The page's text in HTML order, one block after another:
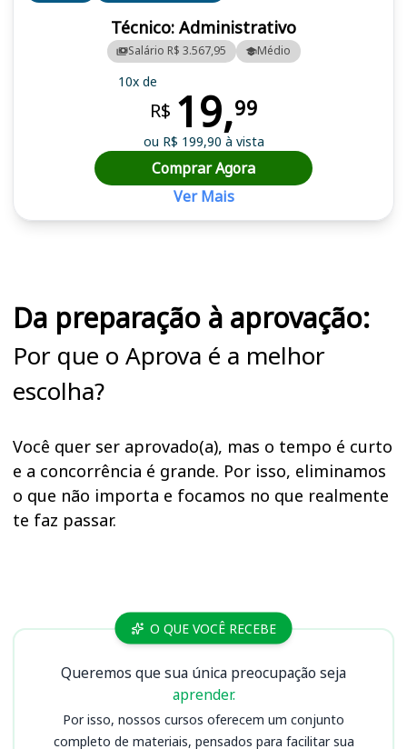
Técnico: Administrativo
Salário R$ 3.567,95 Médio
10x de
R$ 19,99
ou R$ 199,90 à vista
Comprar Agora
Ver Mais
Da preparação à aprovação:
Por que o Aprova é a melhor
escolha?
Você quer ser aprovado(a), mas o tempo é curto
e a concorrência é grande. Por isso, eliminamos
o que não importa e focamos no que realmente
te faz passar.
Cursos DPE ROO QUE VOCÊ RECEBE
Queremos que sua única preocupação seja
aprender.
Por isso, nossos cursos oferecem um conjunto
completo de materiais, pensados para facilitar sua